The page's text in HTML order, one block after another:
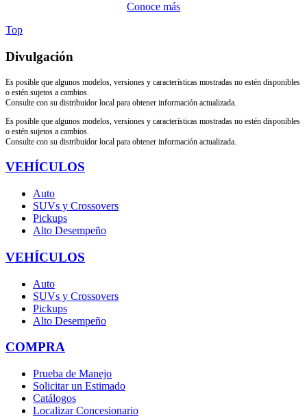
Conoce más
Top
Divulgación
Es posible que algunos modelos, versiones y características mostradas no estén disponibles
o estén sujetos a cambios.
Consulte con su distribuidor local para obtener información actualizada.
Es posible que algunos modelos, versiones y características mostradas no estén disponibles
o estén sujetos a cambios.
Consulte con su distribuidor local para obtener información actualizada.
VEHÍCULOS
Auto
SUVs y Crossovers
Pickups
Alto Desempeño
VEHÍCULOS
Auto
SUVs y Crossovers
Pickups
Alto Desempeño
COMPRA
Prueba de Manejo
Solicitar un Estimado
Catálogos
Localizar Concesionario